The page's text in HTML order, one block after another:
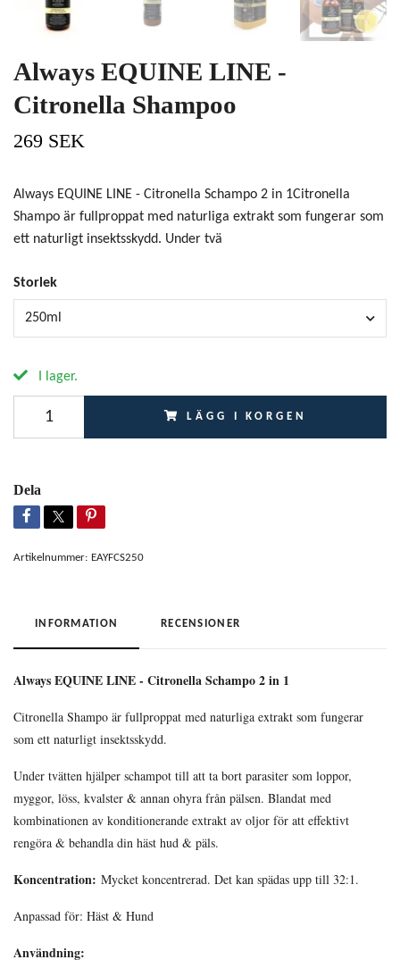
Always EQUINE LINE -
Citronella Shampoo
269 SEK
Always EQUINE LINE - Citronella Schampo 2 in 1Citronella
Shampo är fullproppat med naturliga extrakt som fungerar som
ett naturligt insektsskydd. Under tvä
Storlek
250ml
I lager.
LÄGG I KORGEN
Dela
Artikelnummer: EAYFCS250
INFORMATION RECENSIONER
Always EQUINE LINE - Citronella Schampo 2 in 1
Citronella Shampo är fullproppat med naturliga extrakt som fungerar
som ett naturligt insektsskydd.
Under tvätten hjälper schampot till att ta bort parasiter som loppor,
myggor, löss, kvalster & annan ohyra från pälsen. Blandat med
kombinationen av konditionerande extrakt av oljor för att effektivt
rengöra & behandla din häst hud & päls.
Koncentration: Mycket koncentrerad. Det kan spädas upp till 32:1.
Anpassad för: Häst & Hund
Användning: